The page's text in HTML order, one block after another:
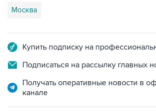
Москва
Купить подписку на
Подписаться на рассылку главных
Получать оперативные новости в
канале